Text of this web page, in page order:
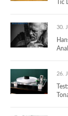
30.
26.